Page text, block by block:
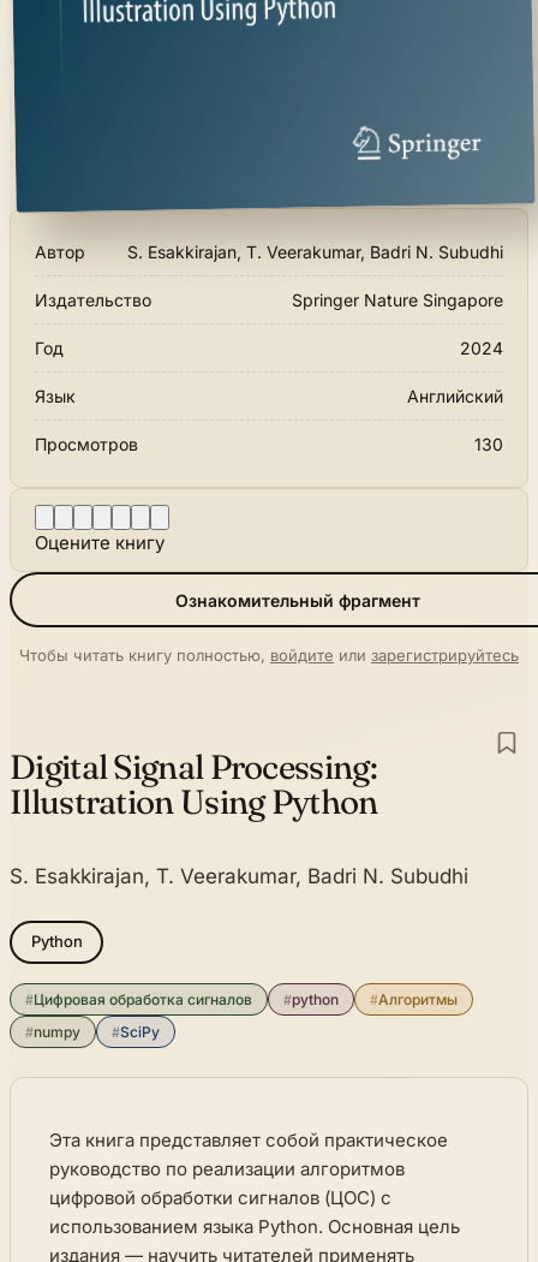
Автор S. Esakkirajan, T. Veerakumar, Badri N. Subudhi
Издательство Springer Nature Singapore
Год 2024
Язык Английский
Просмотров 130
Оцените книгу
Ознакомительный фрагмент
Чтобы читать книгу полностью, войдите или зарегистрируйтесь
Digital Signal Processing:
Illustration Using Python
S. Esakkirajan, T. Veerakumar, Badri N. Subudhi
Python
#Цифровая обработка сигналов #python #Алгоритмы
#numpy #SciPy
Эта книга представляет собой практическое
руководство по реализации алгоритмов
цифровой обработки сигналов (ЦОС) с
использованием языка Python. Основная цель
издания — научить читателей применять